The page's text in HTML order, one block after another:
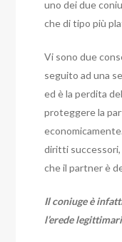
uno dei due
che di tipo più
Vi sono due
seguito ad una
ed è la perdita
proteggere la
diritti successori,
che il partner è
Il coniuge è
l’erede